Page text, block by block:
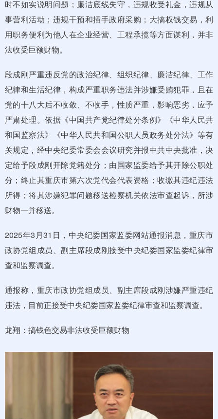
时不如实说明问题；廉洁底线失守，违规收受礼金，违规从
事营利活动；违规干预和插手政府采购；大搞权钱交易，利
用职务便利为他人在企业经营、工程承揽等方面谋利，并非
法收受巨额财物。
段成刚严重违反党的政治纪律、组织纪律、廉洁纪律、工作
纪律和生活纪律，构成严重职务违法并涉嫌受贿犯罪，且在
党的十八大后不收敛、不收手，性质严重，影响恶劣，应予
严肃处理。依据《中国共产党纪律处分条例》《中华人民共
和国监察法》《中华人民共和国公职人员政务处分法》等有
关规定，经中央纪委常委会会议研究并报中共中央批准，决
定给予段成刚开除党籍处分；由国家监委给予其开除公职处
分；终止其重庆市第六次党代会代表资格；收缴其违纪违法
所得；将其涉嫌犯罪问题移送检察机关依法审查起诉，所涉
财物一并移送。
2025年3月31日，中央纪委国家监委网站通报消息，重庆市
政协党组成员、副主席段成刚接受中央纪委国家监委纪律审
查和监察调查。
通报称，重庆市政协党组成员、副主席段成刚涉嫌严重违纪
违法，目前正接受中央纪委国家监委纪律审查和监察调查。
龙翔：搞钱色交易非法收受巨额财物